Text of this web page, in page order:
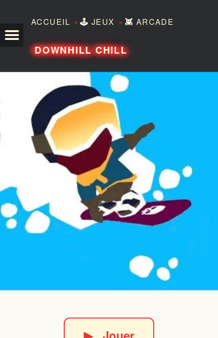
ACCUEIL »🕹️ JEUX » 👾 ARCADE
DOWNHILL CHILL